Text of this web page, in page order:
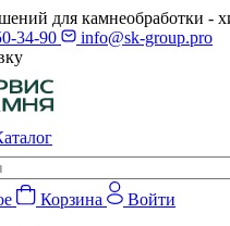
для камнеобработки -
34-90
info@sk-group.pro
Корзина
Войти